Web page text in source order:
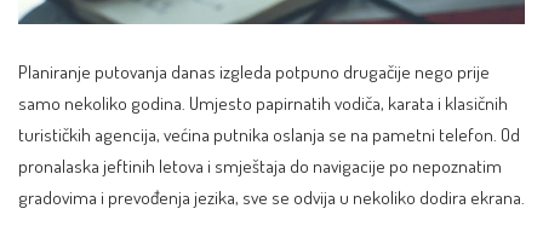
Planiranje putovanja danas izgleda potpuno drugačije nego prije
samo nekoliko godina. Umjesto papirnatih vodiča, karata i klasičnih
turističkih agencija, većina putnika oslanja se na pametni telefon. Od
pronalaska jeftinih letova i smještaja do navigacije po nepoznatim
gradovima i prevođenja jezika, sve se odvija u nekoliko dodira ekrana.